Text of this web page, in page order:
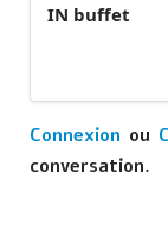
IN buffet
Connexion ou
conversation.